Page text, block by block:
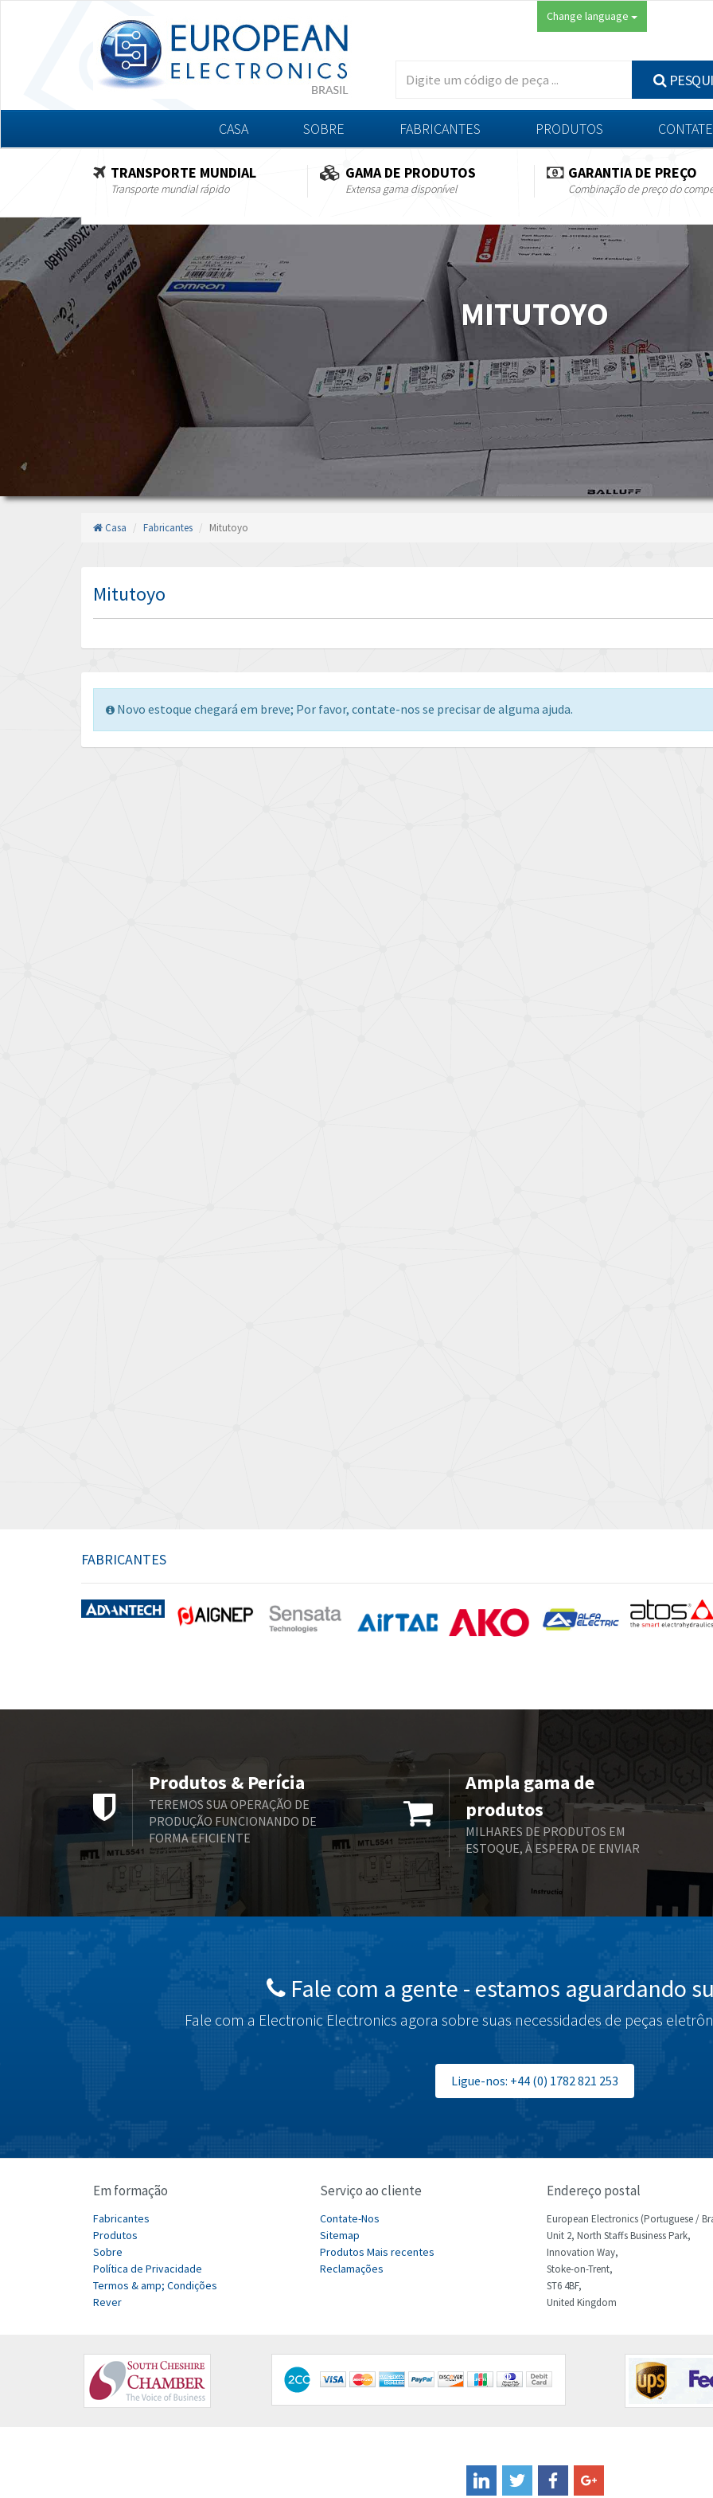
Change language
CASA SOBRE FABRICANTES PRODUTOS
TRANSPORTE MUNDIAL
Transporte mundial rápido
GAMA DE PRODUTOS
Extensa gama disponível
GARANTIA DE PREÇO
Combinação de preço do
MITUTOYO
Casa Fabricantes Mitutoyo
Mitutoyo
Novo estoque chegará em breve; Por favor, contate-nos se precisar de alguma ajuda.
FABRICANTES
Produtos & Perícia
TEREMOS SUA OPERAÇÃO DE
PRODUÇÃO FUNCIONANDO DE
FORMA EFICIENTE
Ampla gama de
produtos
MILHARES DE PRODUTOS EM
ESTOQUE, À ESPERA DE ENVIAR
Fale com a gente - estamos aguardando
Fale com a Electronic Electronics agora sobre suas necessidades de peças
Ligue-nos: +44 (0) 1782 821 253
Em formação
Fabricantes
Produtos
Sobre
Política de Privacidade
Termos & amp; Condições
Rever
Serviço ao cliente
Contate-Nos
Sitemap
Produtos Mais recentes
Reclamações
Endereço postal
European Electronics (Portuguese /
Unit 2, North Staffs Business Park,
Innovation Way,
Stoke-on-Trent,
ST6 4BF,
United Kingdom